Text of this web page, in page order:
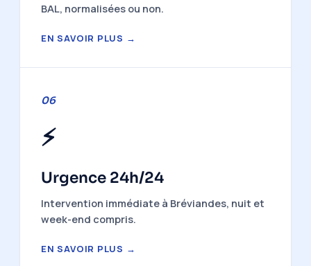
BAL, normalisées ou non.
EN SAVOIR PLUS →
06
⚡
Urgence 24h/24
Intervention immédiate à Bréviandes, nuit et
week-end compris.
EN SAVOIR PLUS →